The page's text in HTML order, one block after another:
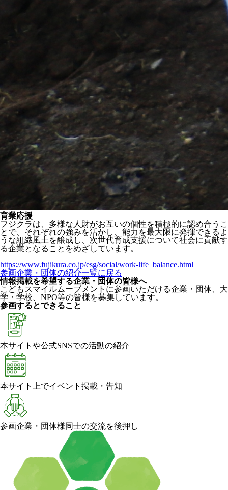
育業応援
フジクラは、多様な人財がお互いの個性を積極的に認め合うこ
とで、それぞれの強みを活かし、能力を最大限に発揮できるよ
うな組織風土を醸成し、次世代育成支援について社会に貢献す
る企業となることをめざしています。
https://www.fujikura.co.jp/esg/social/work-life_balance.html
参画企業・団体の紹介一覧に戻る
情報掲載を希望する企業・団体の皆様へ
こどもスマイルムーブメントに参画いただける企業・団体、大
学・学校、NPO等の皆様を募集しています。
参画するとできること
本サイトや公式SNSでの活動の紹介
本サイト上でイベント掲載・告知
参画企業・団体様同士の交流を後押し